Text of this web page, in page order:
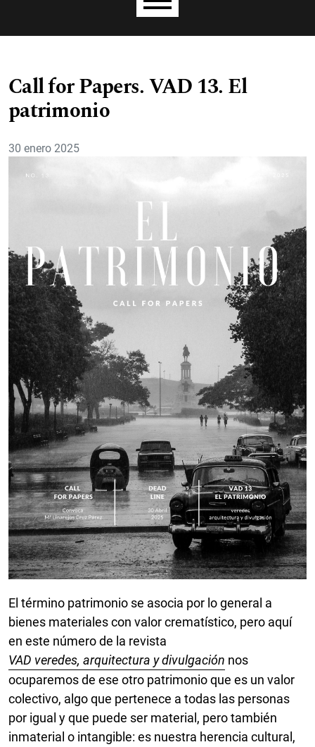
Call for Papers. VAD 13. El
patrimonio
30 enero 2025
El término patrimonio se asocia por lo general a
bienes materiales con valor crematístico, pero aquí
en este número de la revista
VAD veredes, arquitectura y divulgación nos
ocuparemos de ese otro patrimonio que es un valor
colectivo, algo que pertenece a todas las personas
por igual y que puede ser material, pero también
inmaterial o intangible: es nuestra herencia cultural,